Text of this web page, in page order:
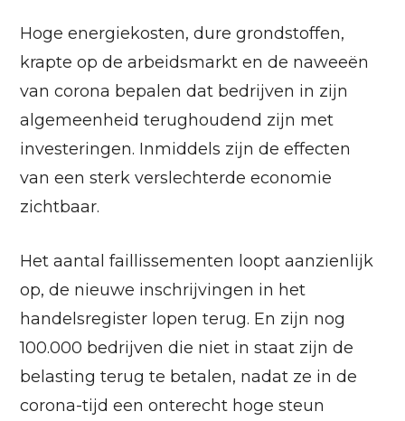
Hoge energiekosten, dure grondstoffen,
krapte op de arbeidsmarkt en de naweeën
van corona bepalen dat bedrijven in zijn
algemeenheid terughoudend zijn met
investeringen. Inmiddels zijn de effecten
van een sterk verslechterde economie
zichtbaar.
Het aantal faillissementen loopt aanzienlijk
op, de nieuwe inschrijvingen in het
handelsregister lopen terug. En zijn nog
100.000 bedrijven die niet in staat zijn de
belasting terug te betalen, nadat ze in de
corona-tijd een onterecht hoge steun